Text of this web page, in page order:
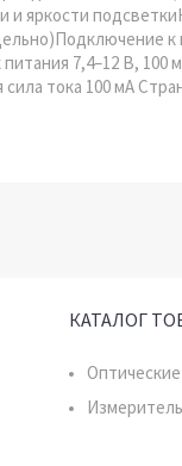
и яркости
7,4–12 В,
тока 100 мА
КАТАЛОГ